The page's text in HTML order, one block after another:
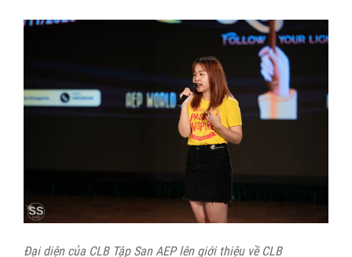
Đại diện của CLB Tập San AEP lên giới thiệu về CLB